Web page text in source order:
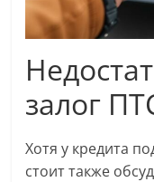
залог
Хотя у кредита
стоит также